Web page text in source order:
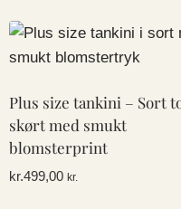
vare
varianter.
Mulighederne
kan
vælges
Plus size tankini – Sort
skørt med smukt
blomsterprint
kr.499,00 kr.